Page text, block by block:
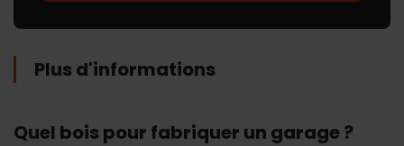
Consulter les détails du consentement.
Plus d'informations
Quel bois pour fabriquer un garage ?